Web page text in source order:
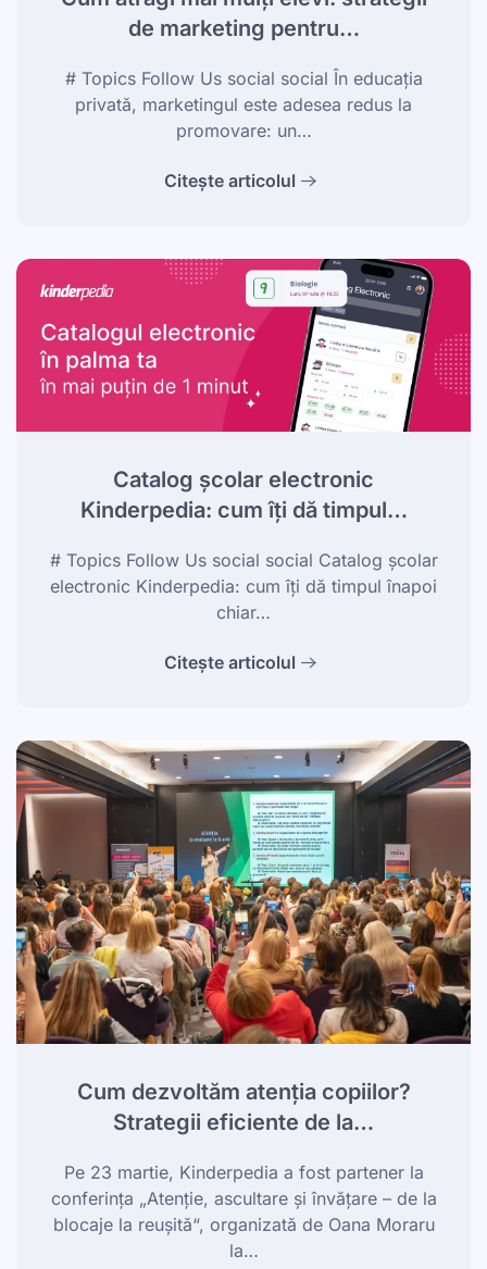
de marketing pentru…
# Topics Follow Us social social În educația
privată, marketingul este adesea redus la
promovare: un…
Citește articolul
Catalog școlar electronic
Kinderpedia: cum îți dă timpul…
# Topics Follow Us social social Catalog școlar
electronic Kinderpedia: cum îți dă timpul înapoi
chiar…
Citește articolul
Cum dezvoltăm atenția copiilor?
Strategii eficiente de la…
Pe 23 martie, Kinderpedia a fost partener la
conferința „Atenție, ascultare și învățare – de la
blocaje la reușită“, organizată de Oana Moraru
la…